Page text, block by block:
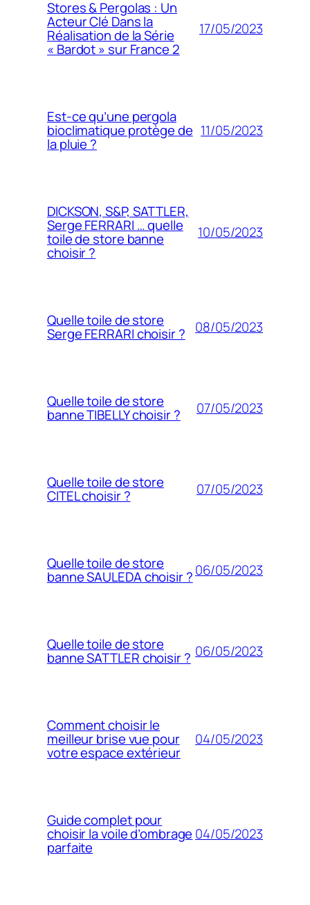
Stores & Pergolas : Un
Acteur Clé Dans la
Réalisation de la Série
« Bardot » sur France 2
17/05/2023
Est-ce qu’une pergola
bioclimatique protège de
la pluie ?
11/05/2023
DICKSON, S&P, SATTLER,
Serge FERRARI … quelle
toile de store banne
choisir ?
10/05/2023
Quelle toile de store
Serge FERRARI choisir ? 08/05/2023
Quelle toile de store
banne TIBELLY choisir ? 07/05/2023
Quelle toile de store
CITEL choisir ? 07/05/2023
Quelle toile de store
banne SAULEDA choisir ?06/05/2023
Quelle toile de store
banne SATTLER choisir ? 06/05/2023
Comment choisir le
meilleur brise vue pour
votre espace extérieur
04/05/2023
Guide complet pour
choisir la voile d’ombrage
parfaite
04/05/2023